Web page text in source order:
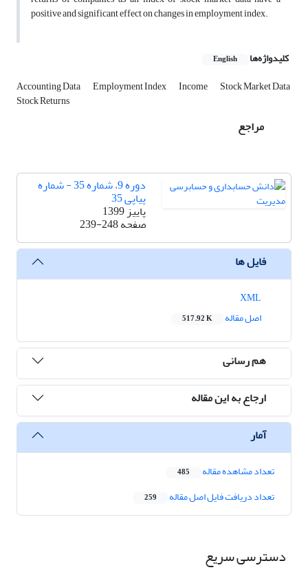
positive and significant effect on changes in employment index.
کلیدواژه‌ها English
Accounting Data Employment Index Income Stock Market Data
Stock Returns
مراجع
دوره 9، شماره 35 - شماره
پیاپی 35
پاییز 1399
صفحه239-248
فایل ها
اصل مقاله
517.92 K
هم رسانی
ارجاع به این مقاله
آمار
تعداد مشاهده مقاله 485
تعداد دریافت فایل اصل مقاله 259
دسترسی سریع